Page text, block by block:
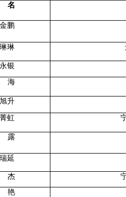
名
鹏
琳
银
海
升
虹
露
延
杰
艳